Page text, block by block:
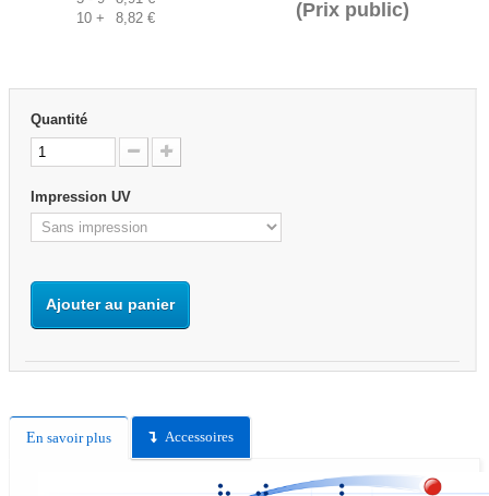
(Prix public)
10 +
8,82 €
Quantité
Impression UV
Ajouter au panier
En savoir plus Accessoires